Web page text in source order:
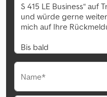
Name*